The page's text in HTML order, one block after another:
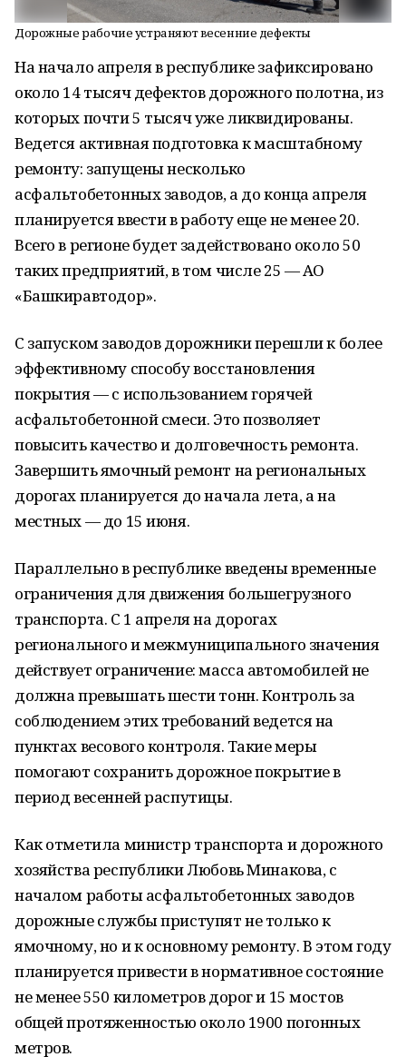
Дорожные рабочие устраняют весенние дефекты
На начало апреля в республике зафиксировано
около 14 тысяч дефектов дорожного полотна, из
которых почти 5 тысяч уже ликвидированы.
Ведется активная подготовка к масштабному
ремонту: запущены несколько
асфальтобетонных заводов, а до конца апреля
планируется ввести в работу еще не менее 20.
Всего в регионе будет задействовано около 50
таких предприятий, в том числе 25 — АО
«Башкиравтодор».
С запуском заводов дорожники перешли к более
эффективному способу восстановления
покрытия — с использованием горячей
асфальтобетонной смеси. Это позволяет
повысить качество и долговечность ремонта.
Завершить ямочный ремонт на региональных
дорогах планируется до начала лета, а на
местных — до 15 июня.
Параллельно в республике введены временные
ограничения для движения большегрузного
транспорта. С 1 апреля на дорогах
регионального и межмуниципального значения
действует ограничение: масса автомобилей не
должна превышать шести тонн. Контроль за
соблюдением этих требований ведется на
пунктах весового контроля. Такие меры
помогают сохранить дорожное покрытие в
период весенней распутицы.
Как отметила министр транспорта и дорожного
хозяйства республики Любовь Минакова, с
началом работы асфальтобетонных заводов
дорожные службы приступят не только к
ямочному, но и к основному ремонту. В этом году
планируется привести в нормативное состояние
не менее 550 километров дорог и 15 мостов
общей протяженностью около 1900 погонных
метров.